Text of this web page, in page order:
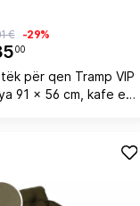
00
€ -29%
për qen Tramp VIP
91 x 56 cm, kafe e